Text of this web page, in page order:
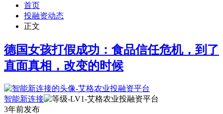
首页
投融资动态
正文
德国女孩打假成功：食品信任危机，到了
直面真相，改变的时候
智能新连接
3年前发布